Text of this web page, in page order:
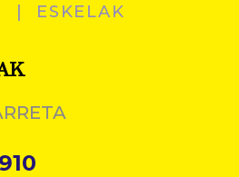
ESKELAK